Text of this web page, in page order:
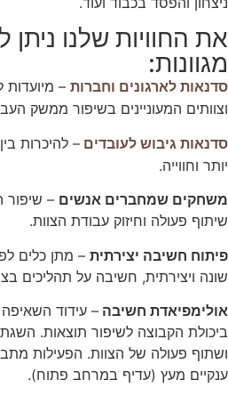
את החוויות שלנו ניתן
מגוונות:
סדנאות לארגונים וחברות – מיועדות
וצוותים המעוניינים בשיפור ממשק
סדנאות גיבוש לעובדים – להיכרות
יותר וחווייה.
משחקים שמחברים אנשים – שיפור
שיתוף פעולה וחיזוק עבודת הצוות.
פיתוח חשיבה יצירתית – מתן כלים
שונה ויצירתית, חשיבה על תהליכים
אולימפיאדת חשיבה – עידוד השאיפה
ביכולת הקבוצה לשיפור תוצאות.
ושתוף פעולה של הצוות. הפעילות
ענקיים מעץ (עדיף במרחב פתוח).